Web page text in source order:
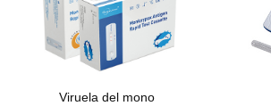
Viruela del mono